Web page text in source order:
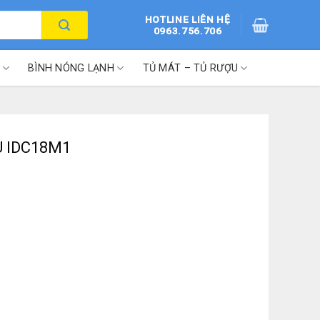
HOTLINE LIÊN HỆ
0963.756.706
BÌNH NÓNG LẠNH TỦ MÁT – TỦ RƯỢU